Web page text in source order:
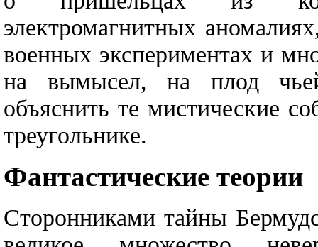
электромагнитных
военных экспериментах и
на вымысел, на плод
объяснить те мистические
треугольнике.
Фантастические теории
Сторонниками тайны